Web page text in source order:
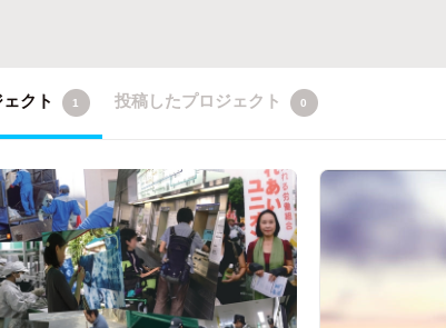
クト 1 投稿したプロジェクト 0